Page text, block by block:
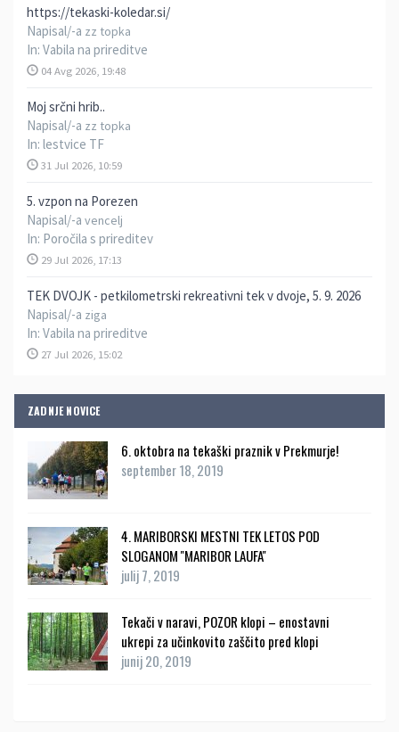
https://tekaski-koledar.si/
Napisal/-a zz topka
In: Vabila na prireditve
04 Avg 2026, 19:48
Moj srčni hrib..
Napisal/-a zz topka
In: lestvice TF
31 Jul 2026, 10:59
5. vzpon na Porezen
Napisal/-a vencelj
In: Poročila s prireditev
29 Jul 2026, 17:13
TEK DVOJK - petkilometrski rekreativni tek v dvoje, 5. 9. 2026
Napisal/-a ziga
In: Vabila na prireditve
27 Jul 2026, 15:02
ZADNJE NOVICE
6. oktobra na tekaški praznik v Prekmurje!
september 18, 2019
4. MARIBORSKI MESTNI TEK LETOS POD
SLOGANOM ''MARIBOR LAUFA''
julij 7, 2019
Tekači v naravi, POZOR klopi – enostavni
ukrepi za učinkovito zaščito pred klopi
junij 20, 2019